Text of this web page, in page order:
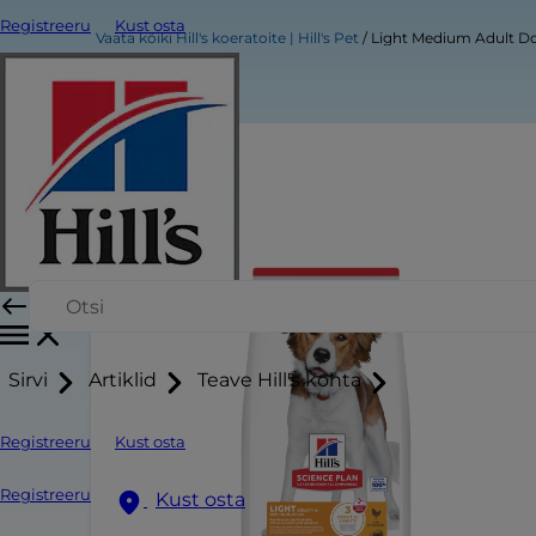
Registreeru Kust osta
Sirvi Artiklid Teave Hill's kohta
Registreeru Kust osta
Registreeru Kust osta
Vaata kõiki Hill's koeratoite | Hill's Pet Light Medium Adult